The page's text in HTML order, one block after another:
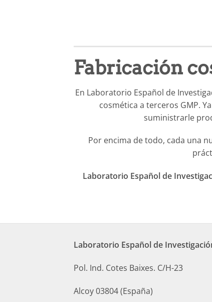
Fabricación
En Laboratorio Español de
cosmética a terceros GMP.
suministrarle
Por encima de todo, cada una
Laboratorio Español de
Laboratorio Español de
Pol. Ind. Cotes Baixes. C/H-23
Alcoy 03804 (España)